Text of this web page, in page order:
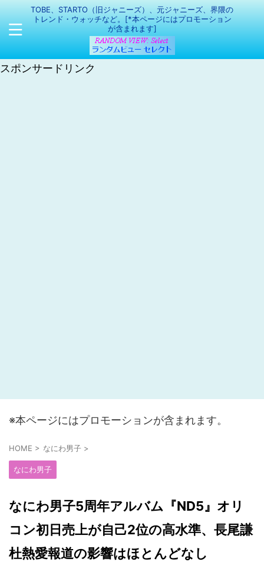
TOBE、STARTO（旧ジャニーズ）、元ジャニーズ、界隈の
トレンド・ウォッチなど。[*本ページにはプロモーション
が含まれます]
スポンサードリンク
※本ページにはプロモーションが含まれます。
HOME > なにわ男子 >
なにわ男子
なにわ男子5周年アルバム『ND5』オリ
コン初日売上が自己2位の高水準、長尾謙
杜熱愛報道の影響はほとんどなし